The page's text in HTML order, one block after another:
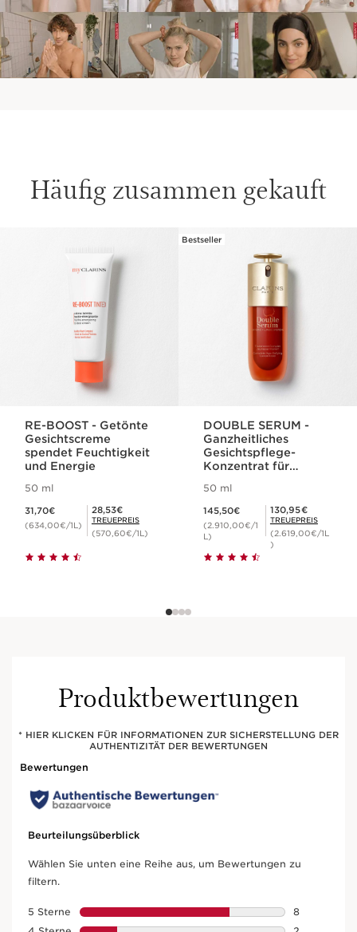
Häufig zusammen gekauft
RE-BOOST - Getönte
Gesichtscreme
spendet Feuchtigkeit
und Energie
50 ml
31,70€
(634,00€/1L)
Mitgliederpreis 28,53€
28,53€
TREUEPREIS
(570,60€/1L)
Bestseller
DOUBLE SERUM -
Ganzheitliches
Gesichtspflege-
Konzentrat für
50 ml
145,50€
(2.910,00€/1
L)
Mitgliederpreis 130,95€
130,95€
TREUEPREIS
(2.619,00€/1L
)
Produktbewertungen
* HIER KLICKEN FÜR INFORMATIONEN ZUR SICHERSTELLUNG DER
AUTHENTIZITÄT DER BEWERTUNGEN